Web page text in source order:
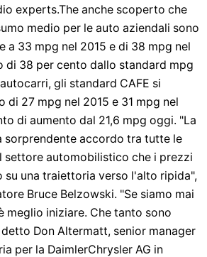
experts.The anche scoperto che
medio per le auto aziendali sono
a 33 mpg nel 2015 e di 38 mpg nel
di 38 per cento dallo standard mpg
gli standard CAFE si
di 27 mpg nel 2015 e 31 mpg nel
di aumento dal 21,6 mpg oggi. "La
sorprendente accordo tra tutte le
settore automobilistico che i prezzi
su una traiettoria verso l'alto ripida",
Bruce Belzowski. "Se siamo mai
meglio iniziare. Che tanto sono
Don Altermatt, senior manager
per la DaimlerChrysler AG in